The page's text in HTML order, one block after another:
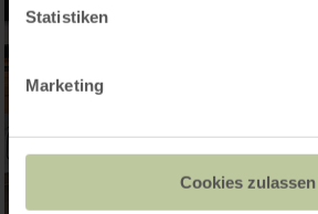
Statistiken
Marketing
Cookies zulassen